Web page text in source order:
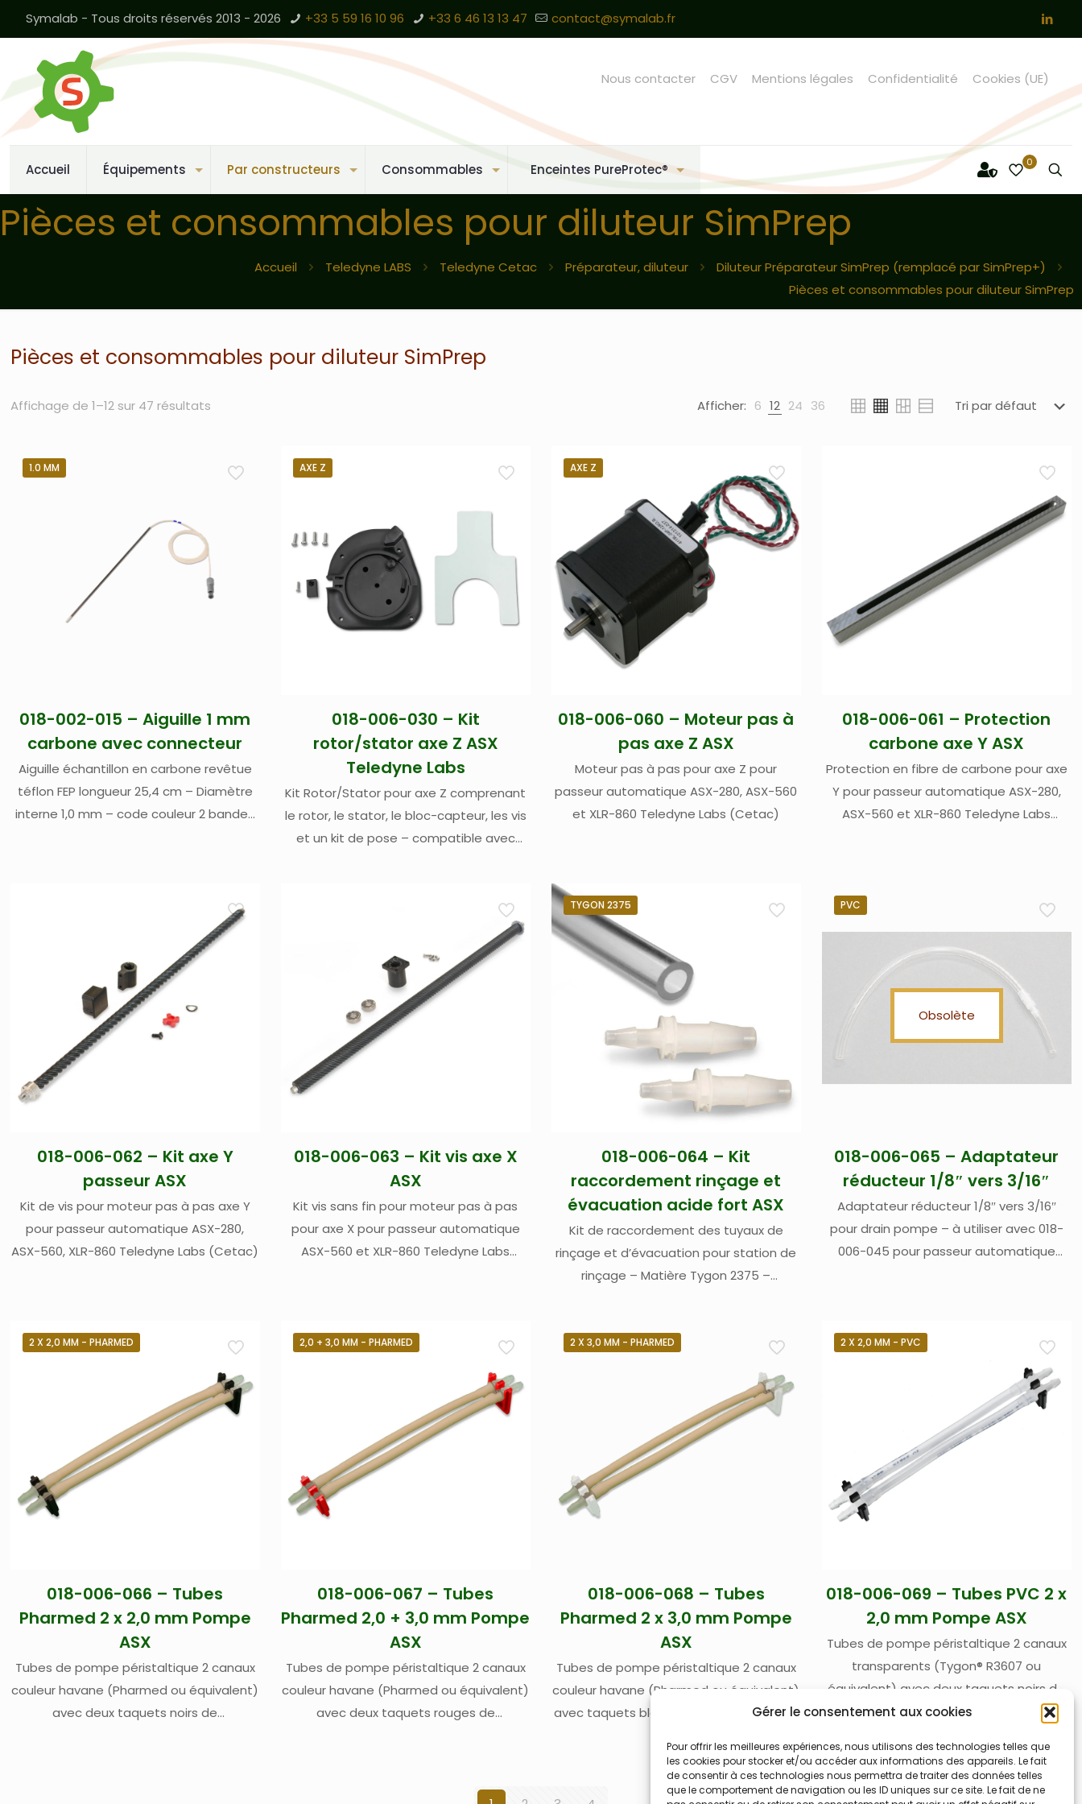
Gérer le consentement aux cookies
Pour offrir les meilleures expériences, nous utilisons des technologies telles que
les cookies pour stocker et/ou accéder aux informations des appareils. Le fait
de consentir à ces technologies nous permettra de traiter des données telles
que le comportement de navigation ou les ID uniques sur ce site. Le fait de ne
Symalab - Tous droits réservés 2013 - 2026 +33 5 59 16 10 96 +33 6 46 13 13 47 contact@symalab.fr
Accueil Équipements Par constructeurs Consommables Enceintes PureProtec®
Nous contacter CGV Mentions légales Confidentialité Cookies (UE)
0
Pièces et consommables pour diluteur SimPrep
Accueil Teledyne LABS Teledyne Cetac Préparateur, diluteur
Diluteur Préparateur SimPrep (remplacé par SimPrep+)
Pièces et consommables pour diluteur SimPrep
Pièces et consommables pour diluteur SimPrep
Affichage de 1–12 sur 47 résultats Afficher: 6 12 24 36
1.0 MM
018-002-015 – Aiguille 1 mm
carbone avec connecteur
Aiguille échantillon en carbone revêtue
téflon FEP longueur 25,4 cm – Diamètre
interne 1,0 mm – code couleur 2 bandes
ASXPress Plus ou SDX HPLD – prévoir kit de
connexion 018-002-009 si nécessaire
AXE Z
018-006-030 – Kit
rotor/stator axe Z ASX
Teledyne Labs
Kit Rotor/Stator pour axe Z comprenant
le rotor, le stator, le bloc-capteur, les vis
et un kit de pose – compatible avec
AXE Z
018-006-060 – Moteur pas à
pas axe Z ASX
Moteur pas à pas pour axe Z pour
passeur automatique ASX-280, ASX-560
et XLR-860 Teledyne Labs (Cetac)
018-006-061 – Protection
carbone axe Y ASX
Protection en fibre de carbone pour axe
Y pour passeur automatique ASX-280,
ASX-560 et XLR-860 Teledyne Labs
018-006-062 – Kit axe Y
passeur ASX
Kit de vis pour moteur pas à pas axe Y
pour passeur automatique ASX-280,
ASX-560, XLR-860 Teledyne Labs (Cetac)
018-006-063 – Kit vis axe X
ASX
Kit vis sans fin pour moteur pas à pas
pour axe X pour passeur automatique
ASX-560 et XLR-860 Teledyne Labs
TYGON 2375
018-006-064 – Kit
raccordement rinçage et
évacuation acide fort ASX
Kit de raccordement des tuyaux de
rinçage et d’évacuation pour station de
rinçage – Matière Tygon 2375 –
(3/16″) + 2,1 m de tube de rinçage DI 3,2
automatiques ASX-280, ASX-560, XLR-
860 Teledyne Labs (Cetac)
PVC
Obsolète
018-006-065 – Adaptateur
réducteur 1/8″ vers 3/16″
Adaptateur réducteur 1/8″ vers 3/16″
pour drain pompe – à utiliser avec 018-
006-045 pour passeur automatique
2 X 2,0 MM - PHARMED
018-006-066 – Tubes
Pharmed 2 x 2,0 mm Pompe
ASX
Tubes de pompe péristaltique 2 canaux
couleur havane (Pharmed ou équivalent)
avec deux taquets noirs de
2,0 + 3,0 MM - PHARMED
018-006-067 – Tubes
Pharmed 2,0 + 3,0 mm Pompe
ASX
Tubes de pompe péristaltique 2 canaux
couleur havane (Pharmed ou équivalent)
avec deux taquets rouges de
2 X 3,0 MM - PHARMED
018-006-068 – Tubes
Pharmed 2 x 3,0 mm Pompe
ASX
Tubes de pompe péristaltique 2 canaux
couleur havane (Pharmed ou équivalent)
avec taquets blancs de positionnement
pharmaceutiques, alimentaires, boissons
– Diamètres internes 2 x 3,0 mm – Pour
2 X 2,0 MM - PVC
018-006-069 – Tubes PVC 2 x
2,0 mm Pompe ASX
Tubes de pompe péristaltique 2 canaux
transparents (Tygon® R3607 ou
équivalent) avec deux taquets noirs de
positionnement – Pour échantillons peu
pharmaceutiques, alimentaires,
boissons, environnement, produits de